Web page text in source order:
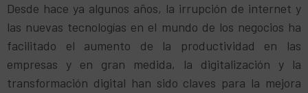
Desde hace ya algunos años, la irrupción de internet y
las nuevas tecnologías en el mundo de los negocios ha
facilitado el aumento de la productividad en las
empresas y en gran medida, la digitalización y la
transformación digital han sido claves para la mejora